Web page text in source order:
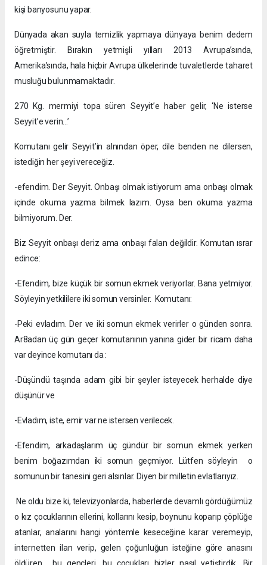
kişi banyosunu yapar.
Dünyada akan suyla temizlik yapmaya dünyaya benim dedem
öğretmiştir. Bırakın yetmişli yılları 2013 Avrupa’sında,
Amerika’sında, hala hiçbir Avrupa ülkelerinde tuvaletlerde taharet
musluğu bulunmamaktadır.
270 Kg. mermiyi topa süren Seyyit’e haber gelir, ‘Ne isterse
Seyyit’e verin…’
Komutanı gelir Seyyit’in alnından öper, dile benden ne dilersen,
istediğin her şeyi vereceğiz.
-efendim. Der Seyyit. Onbaşı olmak istiyorum ama onbaşı olmak
içinde okuma yazma bilmek lazım. Oysa ben okuma yazma
bilmiyorum. Der.
Biz Seyyit onbaşı deriz ama onbaşı falan değildir. Komutan ısrar
edince:
-Efendim, bize küçük bir somun ekmek veriyorlar. Bana yetmiyor.
Söyleyin yetkililere iki somun versinler. Komutanı:
-Peki evladım. Der ve iki somun ekmek verirler o günden sonra.
Ar8adan üç gün geçer komutanının yanına gider bir ricam daha
var deyince komutanı da :
-Düşündü taşında adam gibi bir şeyler isteyecek herhalde diye
düşünür ve
-Evladım, iste, emir var ne istersen verilecek.
-Efendim, arkadaşlarım üç gündür bir somun ekmek yerken
benim boğazımdan iki somun geçmiyor. Lütfen söyleyin o
somunun bir tanesini geri alsınlar. Diyen bir milletin evlatlarıyız.
Ne oldu bize ki, televizyonlarda, haberlerde devamlı gördüğümüz
o kız çocuklarının ellerini, kollarını kesip, boynunu koparıp çöplüğe
atanlar, analarını hangi yöntemle keseceğine karar veremeyip,
internetten ilan verip, gelen çoğunluğun isteğine göre anasını
öldüren… bu gençleri, bu çocukları bizler nasıl yetiştirdik. Bir